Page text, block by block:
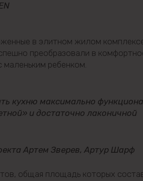
в элитном жилом
преобразовали в
ребенком.
кухню максимально
и достаточно лаконичной
Артем Зверев, Артур Шарф
общая площадь которых